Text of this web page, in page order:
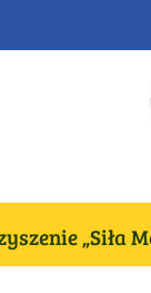
„Siła